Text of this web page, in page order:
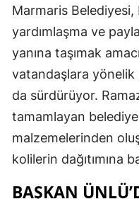
Marmaris Belediyesi,
yardımlaşma ve
yanına taşımak
vatandaşlara yönelik
da sürdürüyor.
tamamlayan
malzemelerinden
kolilerin dağıtımına
BAŞKAN